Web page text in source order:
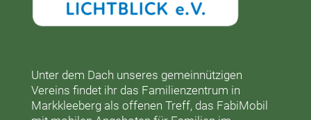
Unter dem Dach unseres gemeinnützigen
Vereins findet ihr das Familienzentrum in
Markkleebergals offenen Treff, das FabiMobil